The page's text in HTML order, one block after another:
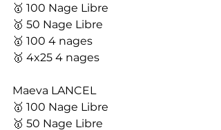
🥇 100 Nage Libre
🥇 50 Nage Libre
🥇 100 4 nages
🥇 4x25 4 nages
Maeva LANCEL
🥇 100 Nage Libre
🥇 50 Nage Libre